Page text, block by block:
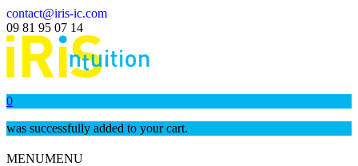
contact@iris-ic.com
09 81 95 07 14
0
was successfully added to your cart.
MENUMENU